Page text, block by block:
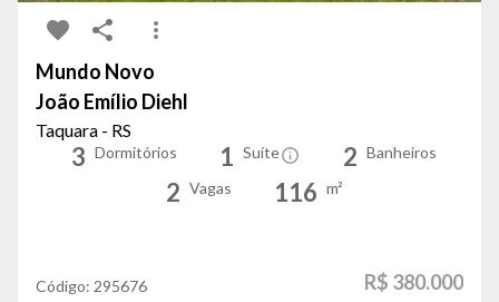
Mundo Novo
João Emílio Diehl
Taquara - RS
3 Dormitórios 1 Suíte 2 Banheiros
2 Vagas 116 m²
Código: 295676 R$ 380.000